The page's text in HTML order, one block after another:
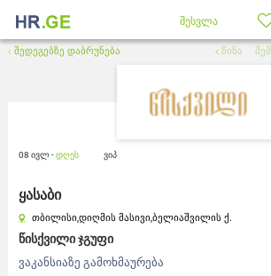
შესვლა
შედეგებზე დაბრუნება წინა
08 ივლ -დღეს ვიპ
ყასაბი
თბილისი,დიღმის მასივი,ბელიაშვილის ქ.
წისქვილი ჯგუფი
ვაკანსიაზე გამოხმაურება